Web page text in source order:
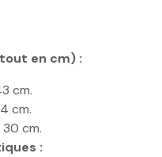
en cm) :
cm.
cm.
cm.
: